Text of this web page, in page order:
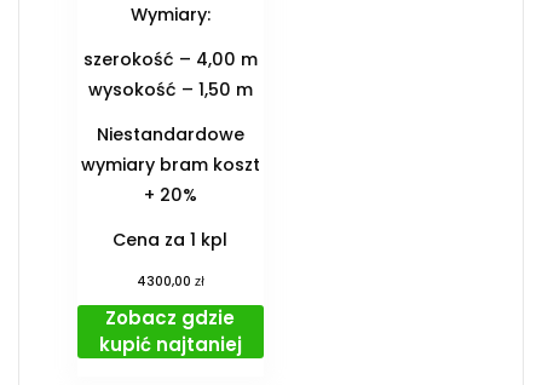
Wymiary:
szerokość – 4,00 m
wysokość – 1,50 m
Niestandardowe
wymiary bram koszt
+ 20%
Cena za 1 kpl
4300,00 zł
Zobacz gdzie
kupić najtaniej